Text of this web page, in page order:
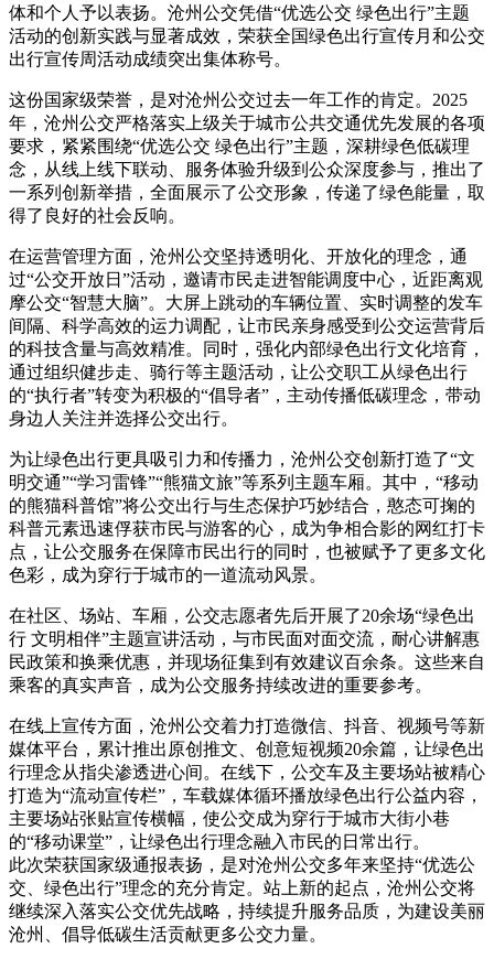
体和个人予以表扬。沧州公交凭借“优选公交 绿色出行”主题
活动的创新实践与显著成效，荣获全国绿色出行宣传月和公交
出行宣传周活动成绩突出集体称号。
这份国家级荣誉，是对沧州公交过去一年工作的肯定。2025
年，沧州公交严格落实上级关于城市公共交通优先发展的各项
要求，紧紧围绕“优选公交 绿色出行”主题，深耕绿色低碳理
念，从线上线下联动、服务体验升级到公众深度参与，推出了
一系列创新举措，全面展示了公交形象，传递了绿色能量，取
得了良好的社会反响。
在运营管理方面，沧州公交坚持透明化、开放化的理念，通
过“公交开放日”活动，邀请市民走进智能调度中心，近距离观
摩公交“智慧大脑”。大屏上跳动的车辆位置、实时调整的发车
间隔、科学高效的运力调配，让市民亲身感受到公交运营背后
的科技含量与高效精准。同时，强化内部绿色出行文化培育，
通过组织健步走、骑行等主题活动，让公交职工从绿色出行
的“执行者”转变为积极的“倡导者”，主动传播低碳理念，带动
身边人关注并选择公交出行。
为让绿色出行更具吸引力和传播力，沧州公交创新打造了“文
明交通”“学习雷锋”“熊猫文旅”等系列主题车厢。其中，“移动
的熊猫科普馆”将公交出行与生态保护巧妙结合，憨态可掬的
科普元素迅速俘获市民与游客的心，成为争相合影的网红打卡
点，让公交服务在保障市民出行的同时，也被赋予了更多文化
色彩，成为穿行于城市的一道流动风景。
在社区、场站、车厢，公交志愿者先后开展了20余场“绿色出
行 文明相伴”主题宣讲活动，与市民面对面交流，耐心讲解惠
民政策和换乘优惠，并现场征集到有效建议百余条。这些来自
乘客的真实声音，成为公交服务持续改进的重要参考。
在线上宣传方面，沧州公交着力打造微信、抖音、视频号等新
媒体平台，累计推出原创推文、创意短视频20余篇，让绿色出
行理念从指尖渗透进心间。在线下，公交车及主要场站被精心
打造为“流动宣传栏”，车载媒体循环播放绿色出行公益内容，
主要场站张贴宣传横幅，使公交成为穿行于城市大街小巷
的“移动课堂”，让绿色出行理念融入市民的日常出行。
此次荣获国家级通报表扬，是对沧州公交多年来坚持“优选公
交、绿色出行”理念的充分肯定。站上新的起点，沧州公交将
继续深入落实公交优先战略，持续提升服务品质，为建设美丽
沧州、倡导低碳生活贡献更多公交力量。